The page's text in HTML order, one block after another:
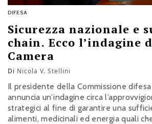
DIFESA
Sicurezza nazionale e
chain. Ecco l’indagine
Camera
Di Nicola V. Stellini
Il presidente della Commissione
annuncia un’indagine circa
strategici al fine di garantire una
alimenti, medicinali ed energia quali